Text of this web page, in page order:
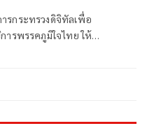
รกระทรวงดิจิทัลเพื่อ
ารพรรคภูมิใจไทย ให้